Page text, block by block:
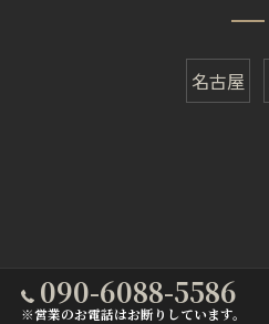
名古屋
090-6088-5586
※営業のお電話はお断りしています。